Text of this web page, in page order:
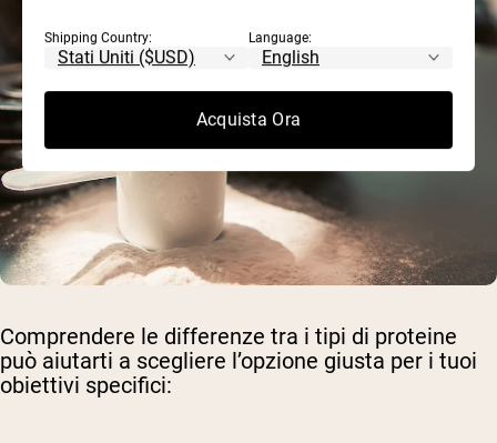
Comprendere le differenze tra i tipi di proteine
può aiutarti a scegliere l’opzione giusta per i tuoi
obiettivi specifici:
Shipping Country: Language:
Acquista Ora